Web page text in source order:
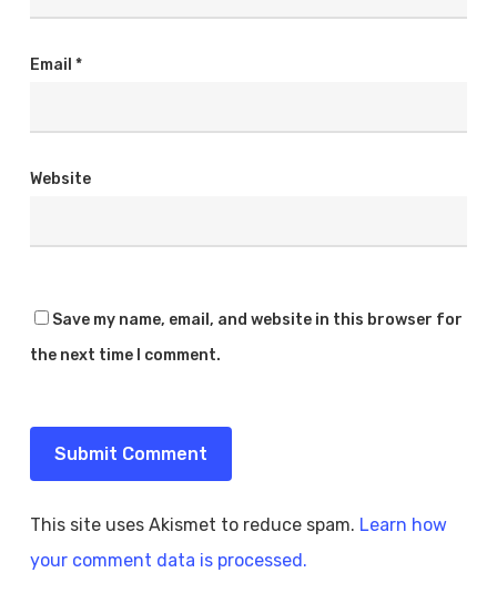
Email *
Website
Save my name, email, and website in this browser for
the next time I comment.
This site uses Akismet to reduce spam. Learn how
your comment data is processed.